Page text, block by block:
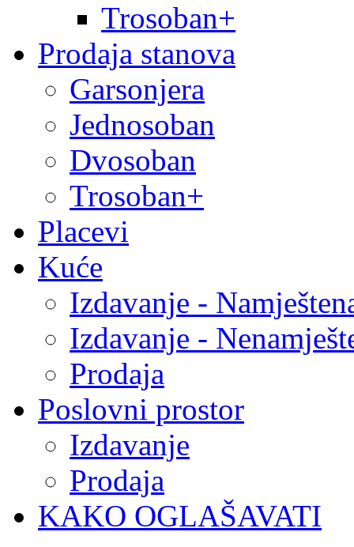
Trosoban+
Prodaja stanova
Garsonjera
Jednosoban
Dvosoban
Trosoban+
Placevi
Kuće
Izdavanje -
Izdavanje -
Prodaja
Poslovni prostor
Izdavanje
Prodaja
KAKO OGLAŠAVATI